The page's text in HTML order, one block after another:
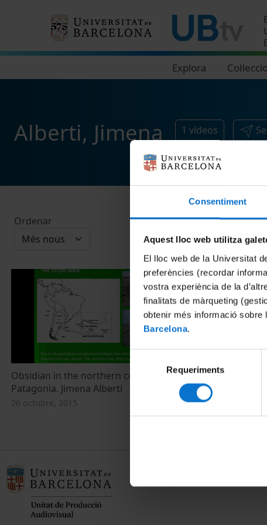
Consentiment
Aquest lloc web utilitza
El lloc web de la Universitat
preferències (recordar
vostra experiència de la
finalitats de màrqueting
obtenir més informació sobre
Barcelona.
consentiment
Requeriments
Explora
Alberti, Jimena 1 vídeos
Ordenar
Obsidian in the northern coast of
Patagonia. Jimena Alberti
26 octubre, 2015